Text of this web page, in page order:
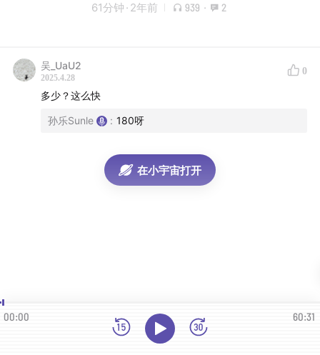
61分钟 · 2年前 939 · 2
吴_UaU2
2025.4.28
0
多少？这么快
孙乐Sunle : 180呀
在小宇宙打开
00:00 60:31